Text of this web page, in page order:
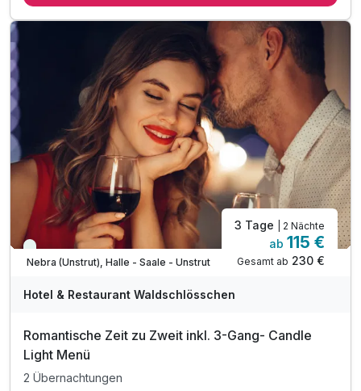
1 x Eintritt in die Arche Nebra
Informationsmaterial zur Region und Ausflügen
inkl. Parkplatz am Hotel
Immer verfügbar
Nebra (Unstrut), Halle - Saale - Unstrut
3 Tage | 2 Nächte
ab 115 €
Gesamt ab 230 €
Hotel & Restaurant Waldschlösschen
Romantische Zeit zu Zweit inkl. 3-Gang- Candle
Light Menü
2 Übernachtungen